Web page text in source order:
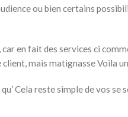
ou bien certains
en fait des services ci
mais matignasse Voila
Cela reste simple de vos se